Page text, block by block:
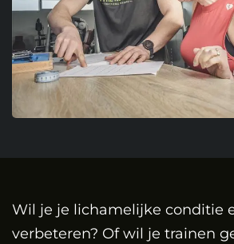
Wil je je lichamelijke conditie
verbeteren? Of wil je trainen